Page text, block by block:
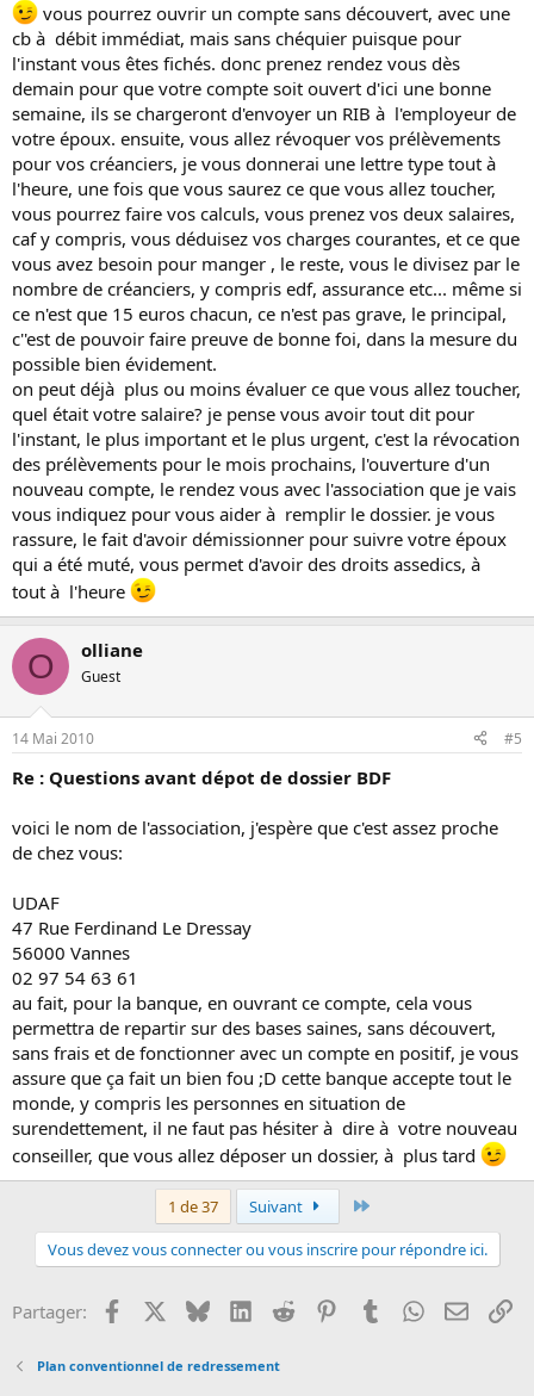
vous pourrez ouvrir un compte sans découvert, avec une
cb à débit immédiat, mais sans chéquier puisque pour
l'instant vous êtes fichés. donc prenez rendez vous dès
demain pour que votre compte soit ouvert d'ici une bonne
semaine, ils se chargeront d'envoyer un RIB à l'employeur de
votre époux. ensuite, vous allez révoquer vos prélèvements
pour vos créanciers, je vous donnerai une lettre type tout à
l'heure, une fois que vous saurez ce que vous allez toucher,
vous pourrez faire vos calculs, vous prenez vos deux salaires,
caf y compris, vous déduisez vos charges courantes, et ce que
vous avez besoin pour manger , le reste, vous le divisez par le
nombre de créanciers, y compris edf, assurance etc... même si
ce n'est que 15 euros chacun, ce n'est pas grave, le principal,
c''est de pouvoir faire preuve de bonne foi, dans la mesure du
possible bien évidement.
on peut déjà plus ou moins évaluer ce que vous allez toucher,
quel était votre salaire? je pense vous avoir tout dit pour
l'instant, le plus important et le plus urgent, c'est la révocation
des prélèvements pour le mois prochains, l'ouverture d'un
nouveau compte, le rendez vous avec l'association que je vais
vous indiquez pour vous aider à remplir le dossier. je vous
rassure, le fait d'avoir démissionner pour suivre votre époux
qui a été muté, vous permet d'avoir des droits assedics, à
tout à l'heure
O olliane
Guest
14 Mai 2010 #5
Re : Questions avant dépot de dossier BDF
voici le nom de l'association, j'espère que c'est assez proche
de chez vous:
UDAF
47 Rue Ferdinand Le Dressay
56000 Vannes
02 97 54 63 61
au fait, pour la banque, en ouvrant ce compte, cela vous
permettra de repartir sur des bases saines, sans découvert,
sans frais et de fonctionner avec un compte en positif, je vous
assure que ça fait un bien fou ;D cette banque accepte tout le
monde, y compris les personnes en situation de
surendettement, il ne faut pas hésiter à dire à votre nouveau
conseiller, que vous allez déposer un dossier, à plus tard
1 de 37 Suivant
Vous devez vous connecter ou vous inscrire pour répondre ici.
Partager: Facebook BlueskyLinkedInReddit PinterestTumblrWhatsApp
Email
Plan conventionnel de redressement